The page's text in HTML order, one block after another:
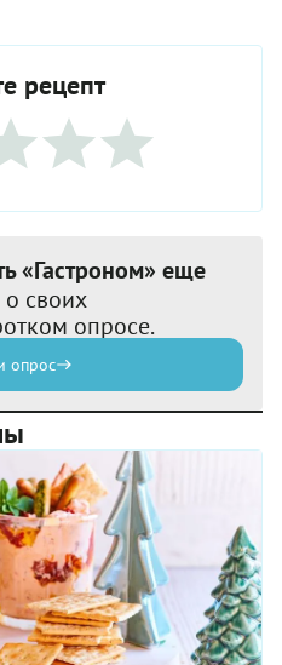
рецепт
«Гастроном» еще
о своих
опросе.
опрос